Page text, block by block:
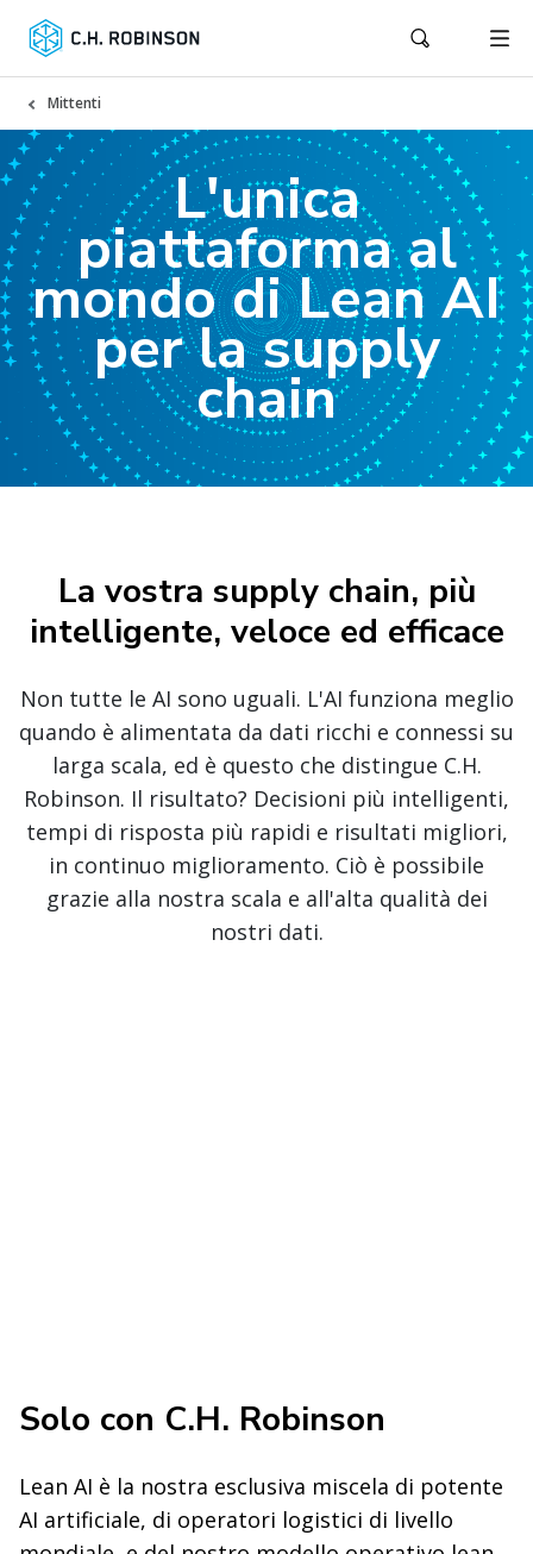
Mittenti
L'unica
piattaforma al
mondo di Lean AI
per la supply
chain
La vostra supply chain, più
intelligente, veloce ed efficace
Non tutte le AI sono uguali. L'AI funziona meglio
quando è alimentata da dati ricchi e connessi su
larga scala, ed è questo che distingue C.H.
Robinson. Il risultato? Decisioni più intelligenti,
tempi di risposta più rapidi e risultati migliori,
in continuo miglioramento. Ciò è possibile
grazie alla nostra scala e all'alta qualità dei
nostri dati.
Solo con C.H. Robinson
Lean AI è la nostra esclusiva miscela di potente
AI artificiale, di operatori logistici di livello